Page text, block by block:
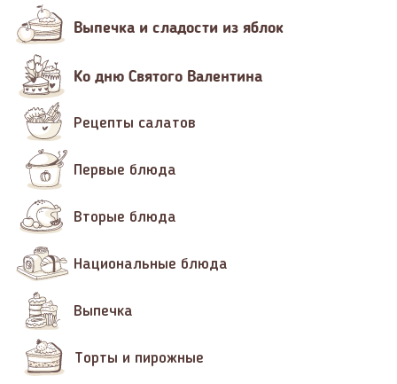
Выпечка и сладости из яблок
Ко дню Святого Валентина
Рецепты салатов
Первые блюда
Вторые блюда
Национальные блюда
Выпечка
Торты и пирожные